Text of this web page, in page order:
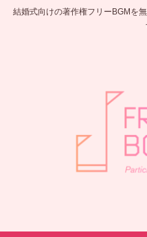
結婚式向けの著作権フリーBGMを